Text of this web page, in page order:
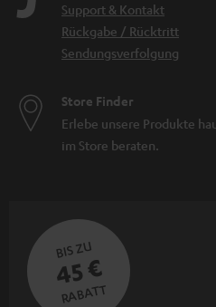
Support & Kontakt
Rückgabe / Rücktritt
Sendungsverfolgung
Store Finder
Erlebe unsere Produkte
im Store beraten.
BIS ZU
45 €
RABATT